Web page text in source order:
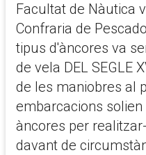
Facultat de Nàutica
Confraria de
tipus d'àncores va
de vela DEL SEGLE
de les maniobres al
embarcacions
àncores per
davant de